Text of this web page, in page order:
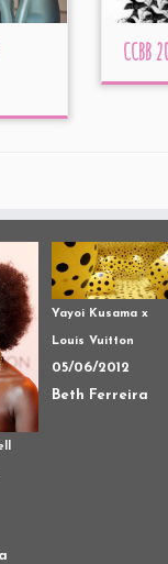
CCBB
Yayoi Kusama x
Louis Vuitton
05/06/2012
Beth Ferreira